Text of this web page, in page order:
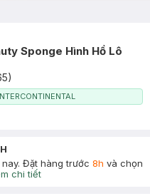
Sponge Hình Hồ Lô
)
nay. Đặt hàng trước 8h và chọn
chi tiết